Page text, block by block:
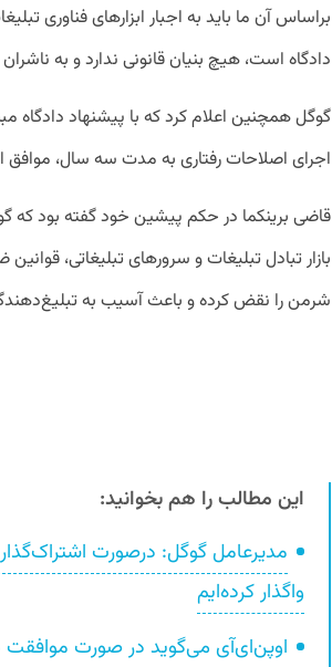
براساس آن ما باید به اجبار ابزارهای فناوری
دادگاه است، هیچ بنیان قانونی ندارد و به
گوگل همچنین اعلام کرد که با پیشنهاد دادگاه
اجرای اصلاحات رفتاری به مدت سه سال،
قاضی برینکما در حکم پیشین خود گفته بود که
بازار تبادل تبلیغات و سرورهای تبلیغاتی،
شرمن را نقض کرده و باعث آسیب به
این مطالب را هم بخوانید:
مدیرعامل گوگل: درصورت
واگذار کرده‌ایم
اوپن‌ای‌آی می‌گوید در صورت موافقت